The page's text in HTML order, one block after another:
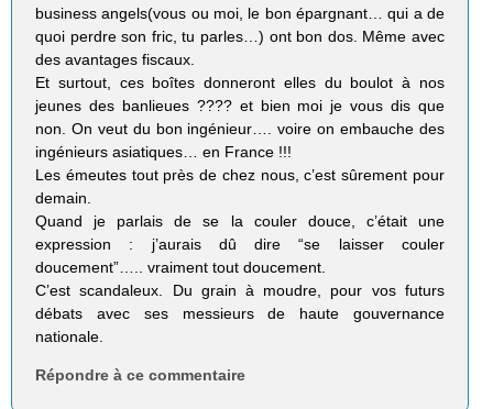
business angels(vous ou moi, le bon épargnant… qui a de
quoi perdre son fric, tu parles…) ont bon dos. Même avec
des avantages fiscaux.
Et surtout, ces boîtes donneront elles du boulot à nos
jeunes des banlieues ???? et bien moi je vous dis que
non. On veut du bon ingénieur…. voire on embauche des
ingénieurs asiatiques… en France !!!
Les émeutes tout près de chez nous, c’est sûrement pour
demain.
Quand je parlais de se la couler douce, c’était une
expression : j’aurais dû dire “se laisser couler
doucement”….. vraiment tout doucement.
C’est scandaleux. Du grain à moudre, pour vos futurs
débats avec ses messieurs de haute gouvernance
nationale.
Répondre à ce commentaire